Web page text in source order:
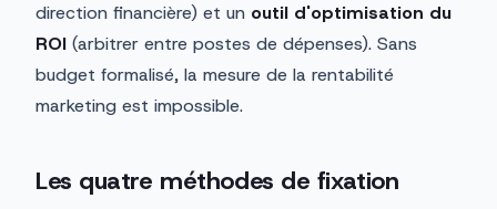
direction financière) et un outil d'optimisation du
ROI (arbitrer entre postes de dépenses). Sans
budget formalisé, la mesure de la rentabilité
marketing est impossible.
Les quatre méthodes de fixation